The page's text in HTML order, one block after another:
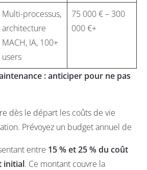
Multi-processus,
architecture
MACH, IA, 100+
users
75 000 € – 300
000 €+
: anticiper pour ne pas
dès le départ les coûts de vie
Prévoyez un budget annuel de
entre 15 % et 25 % du coût
initial. Ce montant couvre la